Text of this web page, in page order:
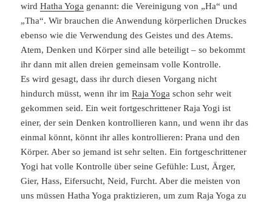
wirdHatha Yoga genannt: die Vereinigung von „Ha“ und
„Tha“. Wir brauchen die Anwendung körperlichen Druckes
ebenso wie die Verwendung des Geistes und des Atems.
Atem, Denken und Körper sind alle beteiligt – so bekommt
ihr dann mit allen dreien gemeinsam volle Kontrolle.
Es wird gesagt, dass ihr durch diesen Vorgang nicht
hindurch müsst, wenn ihr imRaja Yoga schon sehr weit
gekommen seid. Ein weit fortgeschrittener Raja Yogi ist
einer, der sein Denken kontrollieren kann, und wenn ihr das
einmal könnt, könnt ihr alles kontrollieren: Prana und den
Körper. Aber so jemand ist sehr selten. Ein fortgeschrittener
Yogi hat volle Kontrolle über seine Gefühle: Lust, Ärger,
Gier, Hass, Eifersucht, Neid, Furcht. Aber die meisten von
uns müssen Hatha Yoga praktizieren, um zum Raja Yoga zu